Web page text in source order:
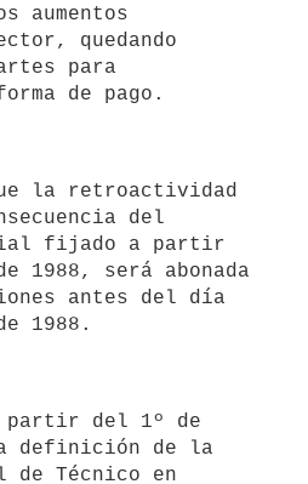
aumentos
quedando
para
del
fijado a partir
1988, será abonada
antes del día
definición de la
de Técnico en